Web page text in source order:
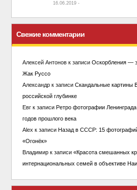
16.06.2019 -
Свежие комментарии
Алексей Антоновк записи Оскорбления —
Жак Руссо
Александрк записи Скандальные картины
российской глубинке
Евгк записи Ретро фотографии
годов прошлого века
Alex к записи Назад в СССР: 15
«Огонёк»
Владимирк записи «Красота смешанных
интернациональных семей в объективе